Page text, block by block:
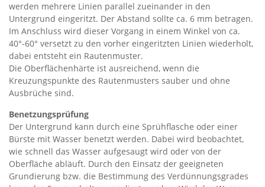
werden mehrere Linien parallel zueinander in den
Untergrund eingeritzt. Der Abstand sollte ca. 6 mm betragen.
Im Anschluss wird dieser Vorgang in einem Winkel von ca.
40°-60° versetzt zu den vorher eingeritzten Linien wiederholt,
dabei entsteht ein Rautenmuster.
Die Oberflächenhärte ist ausreichend, wenn die
Kreuzungspunkte des Rautenmusters sauber und ohne
Ausbrüche sind.
Benetzungsprüfung
Der Untergrund kann durch eine Sprühflasche oder einer
Bürste mit Wasser benetzt werden. Dabei wird beobachtet,
wie schnell das Wasser aufgesaugt wird oder von der
Oberfläche abläuft. Durch den Einsatz der geeigneten
Grundierung bzw. die Bestimmung des Verdünnungsgrades